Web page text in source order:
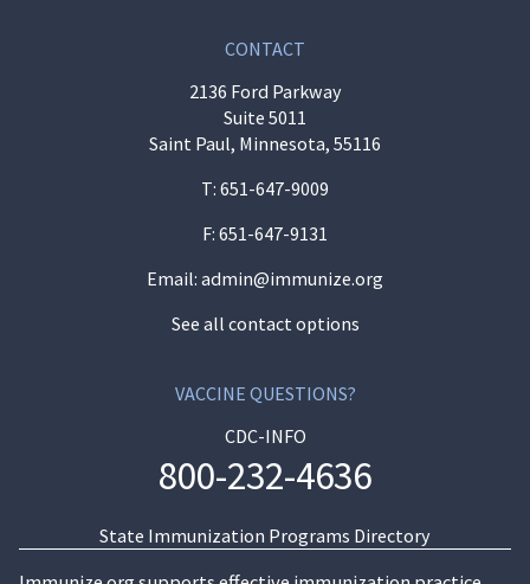
CONTACT
2136 Ford Parkway
Suite 5011
Saint Paul, Minnesota, 55116
T: 651-647-9009
F: 651-647-9131
Email: admin@immunize.org
See all contact options
VACCINE QUESTIONS?
CDC-INFO
800-232-4636
State Immunization Programs Directory